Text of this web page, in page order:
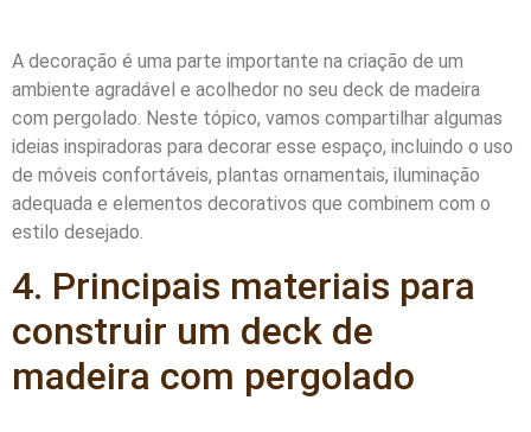
A decoração é uma parte importante na criação de um
ambiente agradável e acolhedor no seu deck de madeira
com pergolado. Neste tópico, vamos compartilhar algumas
ideias inspiradoras para decorar esse espaço, incluindo o uso
de móveis confortáveis, plantas ornamentais, iluminação
adequada e elementos decorativos que combinem com o
estilo desejado.
4. Principais materiais para
construir um deck de
madeira com pergolado